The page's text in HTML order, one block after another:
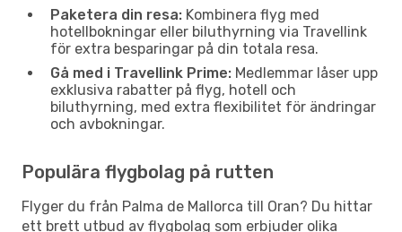
Paketera din resa: Kombinera flyg med
hotellbokningar eller biluthyrning via Travellink
för extra besparingar på din totala resa.
Gå med i Travellink Prime: Medlemmar låser upp
exklusiva rabatter på flyg, hotell och
biluthyrning, med extra flexibilitet för ändringar
och avbokningar.
Populära flygbolag på rutten
Flyger du från Palma de Mallorca till Oran? Du hittar
ett brett utbud av flygbolag som erbjuder olika